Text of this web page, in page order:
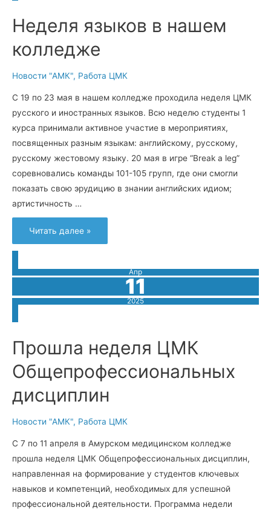
Неделя языков в нашем
колледже
Новости "АМК", Работа ЦМК
С 19 по 23 мая в нашем колледже проходила неделя ЦМК
русского и иностранных языков. Всю неделю студенты 1
курса принимали активное участие в мероприятиях,
посвященных разным языкам: английскому, русскому,
русскому жестовому языку. 20 мая в игре “Break a leg”
соревновались команды 101-105 групп, где они смогли
показать свою эрудицию в знании английских идиом;
артистичность …
Неделя
языков
в
Читать далее »
Апр
11
2025
Прошла неделя ЦМК
Общепрофессиональных
дисциплин
Новости "АМК", Работа ЦМК
С 7 по 11 апреля в Амурском медицинском колледже
прошла неделя ЦМК Общепрофессиональных дисциплин,
направленная на формирование у студентов ключевых
навыков и компетенций, необходимых для успешной
профессиональной деятельности. Программа недели